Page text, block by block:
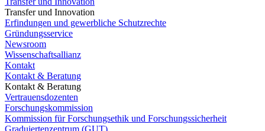
Transfer und Innovation
Erfindungen und gewerbliche Schutzrechte
Gründungsservice
Newsroom
Wissenschaftsallianz
Kontakt
Kontakt & Beratung
Kontakt & Beratung
Vertrauensdozenten
Forschungskommission
Kommission für Forschungsethik und Forschungssicherheit
Graduiertenzentrum (GUT)